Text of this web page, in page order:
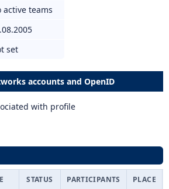
active teams
set
accounts and OpenID
with profile
STATUS PARTICIPANTS PLACE